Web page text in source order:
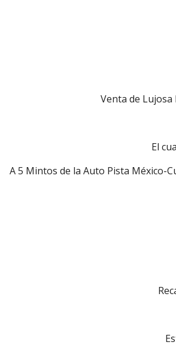
Venta de Lujosa
El
A 5 Mintos de la Auto Pista México-